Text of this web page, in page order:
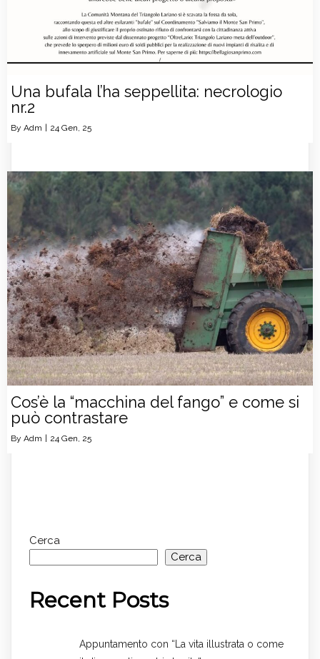
Una bufala l’ha seppellita: necrologio
nr.2
By Adm 24 Gen, 25
Cos’è la “macchina del fango” e come si
può contrastare
By Adm | 24 Gen, 25
Cerca
Cerca
Recent Posts
Appuntamento con “La vita illustrata o come